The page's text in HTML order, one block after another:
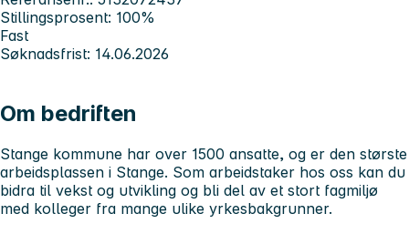
Stillingsprosent: 100%
Fast
Søknadsfrist: 14.06.2026
Om bedriften
Stange kommune har over 1500 ansatte, og er den største
arbeidsplassen i Stange. Som arbeidstaker hos oss kan du
bidra til vekst og utvikling og bli del av et stort fagmiljø
med kolleger fra mange ulike yrkesbakgrunner.